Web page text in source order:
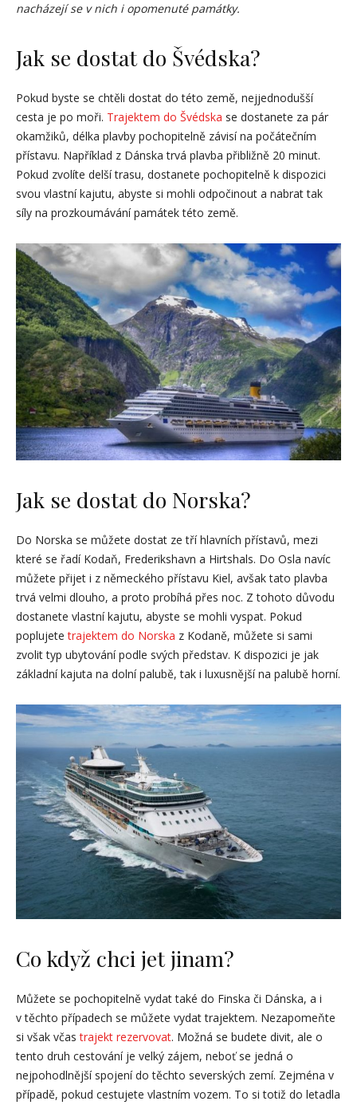
nacházejí se v nich i opomenuté památky.
Jak se dostat do Švédska?
Pokud byste se chtěli dostat do této země, nejjednodušší
cesta je po moři. Trajektem do Švédska se dostanete za pár
okamžiků, délka plavby pochopitelně závisí na počátečním
přístavu. Například z Dánska trvá plavba přibližně 20 minut.
Pokud zvolíte delší trasu, dostanete pochopitelně k dispozici
svou vlastní kajutu, abyste si mohli odpočinout a nabrat tak
síly na prozkoumávání památek této země.
Jak se dostat do Norska?
Do Norska se můžete dostat ze tří hlavních přístavů, mezi
které se řadí Kodaň, Frederikshavn a Hirtshals. Do Osla navíc
můžete přijet i z německého přístavu Kiel, avšak tato plavba
trvá velmi dlouho, a proto probíhá přes noc. Z tohoto důvodu
dostanete vlastní kajutu, abyste se mohli vyspat. Pokud
poplujetetrajektem do Norska z Kodaně, můžete si sami
zvolit typ ubytování podle svých představ. K dispozici je jak
základní kajuta na dolní palubě, tak i luxusnější na palubě horní.
Co když chci jet jinam?
Můžete se pochopitelně vydat také do Finska či Dánska, a i
v těchto případech se můžete vydat trajektem. Nezapomeňte
si však včastrajekt rezervovat. Možná se budete divit, ale o
tento druh cestování je velký zájem, neboť se jedná o
nejpohodlnější spojení do těchto severských zemí. Zejména v
případě, pokud cestujete vlastním vozem. To si totiž do letadla